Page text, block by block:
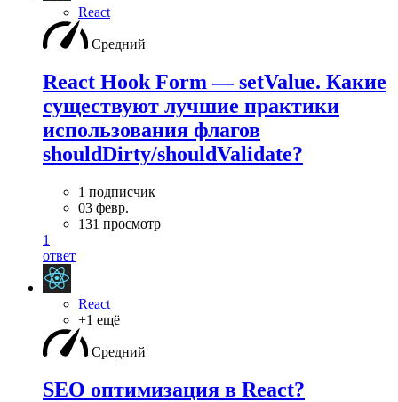
React
Средний
React Hook Form — setValue. Какие
существуют лучшие практики
использования флагов
shouldDirty/shouldValidate?
1 подписчик
03 февр.
131 просмотр
1
ответ
React
+1 ещё
Средний
SEO оптимизация в React?